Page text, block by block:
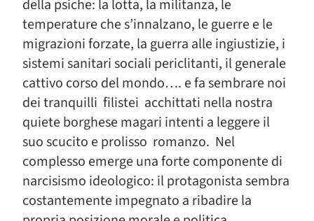
della psiche: la lotta, la militanza, le
temperature che s’innalzano, le guerre e le
migrazioni forzate, la guerra alle ingiustizie, i
sistemi sanitari sociali periclitanti, il generale
cattivo corso del mondo…. e fa sembrare noi
dei tranquilli filistei acchittati nella nostra
quiete borghese magari intenti a leggere il
suo scucito e prolisso romanzo. Nel
complesso emerge una forte componente di
narcisismo ideologico: il protagonista sembra
costantemente impegnato a ribadire la